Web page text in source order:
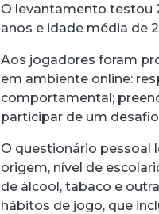
O levantamento testou
anos e idade média de
Aos jogadores foram
em ambiente online:
comportamental;
participar de um
O questionário pessoal
origem, nível de
de álcool, tabaco e
hábitos de jogo, que